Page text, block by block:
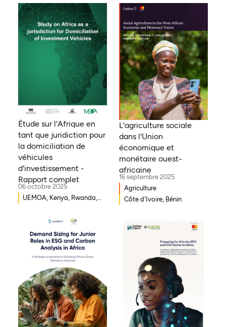
Étude sur l'Afrique en
tant que juridiction pour
la domiciliation de
véhicules
d'investissement -
Rapport complet
06 octobre 2025
UEMOA, Kenya, Rwanda,
Bissau, Djibouti,
Mozambique, Égypte,
Bénin, Ghana, Sénégal,
Zambie, Ouganda, Côte
Erythrée, Gambie, Eswatini,
République démocratique
du Congo, Tanzanie,
Nigéria, Zimbabwe, Sud
Soudan, Afrique du Sud,
L'agriculture sociale
dans l'Union
économique et
monétaire ouest-
africaine
16 septembre 2025
Agriculture
Côte d'Ivoire, Bénin